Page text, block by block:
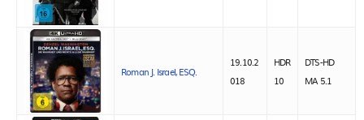
Roman J. Israel, ESQ.
19.10.2
018
HDR
10
DTS-HD
MA 5.1